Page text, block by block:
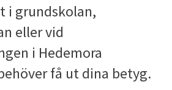
i grundskolan,
eller vid
i Hedemora
få ut dina betyg.